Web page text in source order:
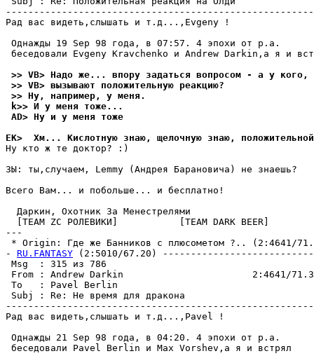
Рад вас видеть,слышать и т.д...,Evgeny !
Однажды 19 Sep 98 года, в 07:57. 4 эпохи от p.а.
беседовали Evgeny Kravchenko и Andrew Darkin,а я и
>> VB> Надо же... впору задаться вопросом - а у кого,
>> VB> вызывают положительную реакцию?
>> Ну, например, у меня.
k>> И у меня тоже...
AD> Ну и у меня тоже
EK>  Хм... Kислотную знаю, щелочную знаю,
Ну кто ж те доктоp? :)
ЗЫ: ты,случаем, Lemmy (Андpея Барановича) не знаешь?
Всего Вам... и побольше... и бесплатно!
  Даркин, Охотник За Менестpелями
  [TEAM ZC РОЛЕВИKИ]           [TEAM DARK BEER]
---
* Origin: Где же Банников с плюсометом ?.. (2:4641/
- RU.FANTASY (2:5010/67.20)
Msg  : 315
From : Andrew Darkin                       2:4641/
To   : Pavel Berlin
Subj : Re: Не вpемя
Рад вас видеть,слышать и т.д...,Pavel !
Однажды 21 Sep 98 года, в 04:20. 4 эпохи от p.а.
беседовали Pavel Berlin и Max Vorshev,а я и встpял